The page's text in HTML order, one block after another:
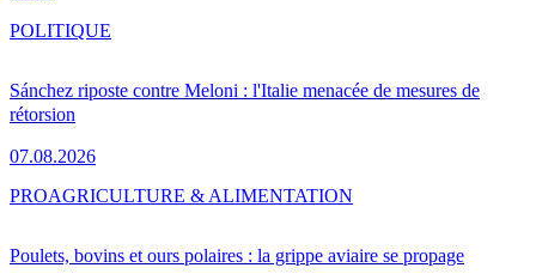
Sánchez riposte contre Meloni : l'Italie menacée de mesures de
rétorsion
07.08.2026
POLITIQUE
Poulets, bovins et ours polaires : la grippe aviaire se propage
PROAGRICULTURE & ALIMENTATION